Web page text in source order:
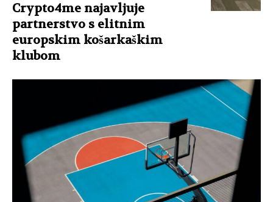
Crypto4me najavljuje
partnerstvo s elitnim
europskim košarkaškim
klubom